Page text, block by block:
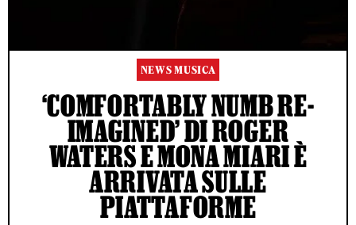
NEWS MUSICA
‘COMFORTABLY NUMB RE-
IMAGINED’ DI ROGER
WATERS E MONA MIARI È
ARRIVATA SULLE
PIATTAFORME